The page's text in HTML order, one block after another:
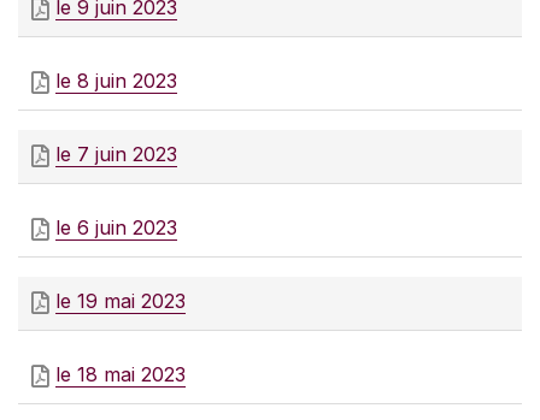
le 9 juin 2023
le 8 juin 2023
le 7 juin 2023
le 6 juin 2023
le 19 mai 2023
le 18 mai 2023